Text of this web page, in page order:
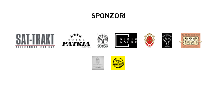
SPONZORI